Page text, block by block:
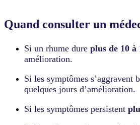
Quand consulter un
Si un rhume dure plus de 10 à
amélioration.
Si les symptômes s’aggravent
quelques jours d’amélioration.
Si les symptômes persistent